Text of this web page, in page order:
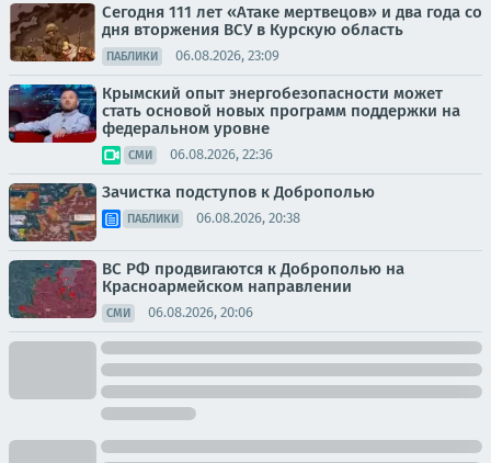
Сегодня 111 лет «Атаке мертвецов» и два года со
дня вторжения ВСУ в Курскую область
ПАБЛИКИ 06.08.2026, 23:09
Крымский опыт энергобезопасности может
стать основой новых программ поддержки на
федеральном уровне
СМИ 06.08.2026, 22:36
Зачистка подступов к Доброполью
ПАБЛИКИ 06.08.2026, 20:38
ВС РФ продвигаются к Доброполью на
Красноармейском направлении
СМИ 06.08.2026, 20:06